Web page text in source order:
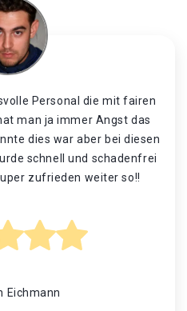
Personal die mit fairen
man ja immer Angst das
dies war aber bei diesen
schnell und schadenfrei
zufrieden weiter so!!
Eichmann